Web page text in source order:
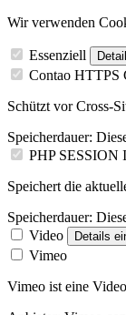
Wir verwenden
Essenziell
Contao HTTPS
Schützt vor Cross-
Speicherdauer:
PHP SESSION
Speichert die
Speicherdauer:
Video
Details
Vimeo
Vimeo ist eine